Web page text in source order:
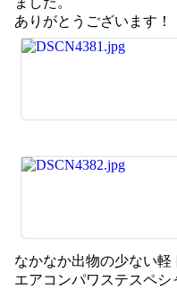
ありがとうございます！
なかなか出物の少ない軽
エアコンパワステスペシ